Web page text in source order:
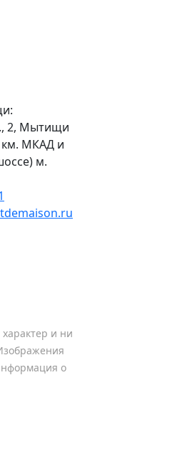
2, Мытищи
км. МКАД и
м.
и ни
о